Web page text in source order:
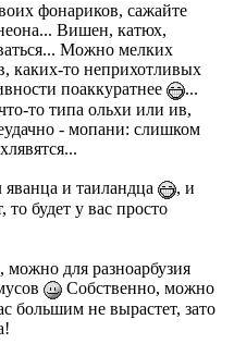
фонариков, сажайте
Вишен, катюх,
Можно мелких
каких-то неприхотливых
поаккуратнее
...
то типа ольхи или ив,
- мопани: слишком
и таиландца
, и
будет у вас просто
для разноарбузия
Собственно, можно
большим не вырастет, зато